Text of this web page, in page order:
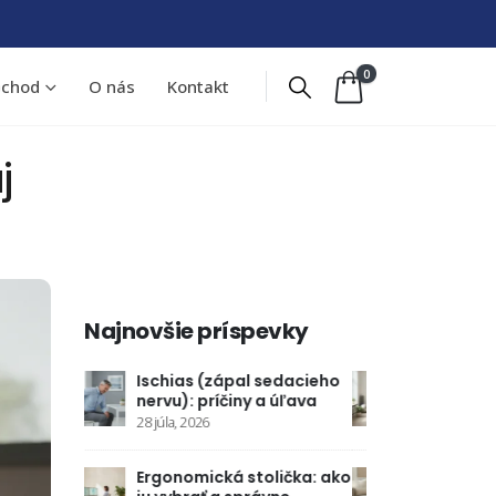
O nás Kontakt
0
Najnovšie príspevky
ako
Skolióza u dospelých: dá
sa napraviť a ako
6 augusta, 2026
Podvrtnutie členka: prvá